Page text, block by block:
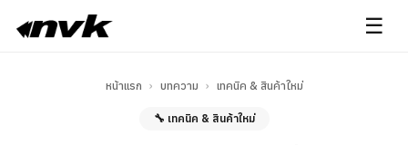
☰
หน้าแรก › บทความ › เทคนิค & สินค้าใหม่
🔧 เทคนิค & สินค้าใหม่